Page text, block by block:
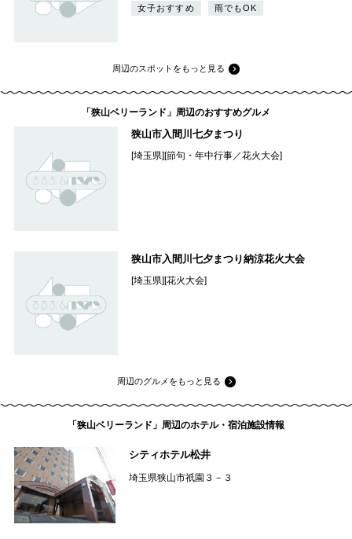
女子おすすめ
雨でもOK
周辺のスポットをもっと見る
「狭山ベリーランド」周辺のおすすめグルメ
狭山市入間川七夕まつり
[埼玉県][節句・年中行事／花火大会]
狭山市入間川七夕まつり納涼花火大会
[埼玉県][花火大会]
周辺のグルメをもっと見る
「狭山ベリーランド」周辺のホテル・宿泊施設情報
シティホテル松井
埼玉県狭山市祇園３－３